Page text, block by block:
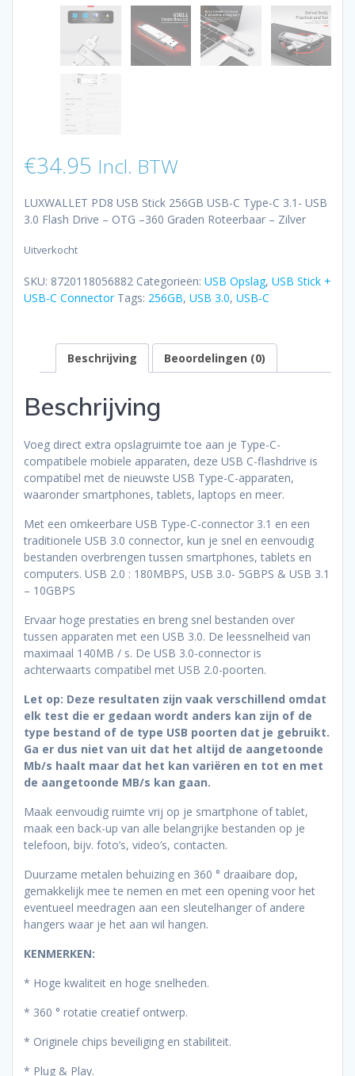
€34.95 Incl. BTW
LUXWALLET PD8 USB Stick 256GB USB-C Type-C 3.1- USB
3.0 Flash Drive – OTG –360 Graden Roteerbaar – Zilver
Uitverkocht
SKU: 8720118056882 Categorieën: USB Opslag, USB Stick +
USB-C Connector Tags: 256GB, USB 3.0, USB-C
Beschrijving Beoordelingen (0)
Beschrijving
Voeg direct extra opslagruimte toe aan je Type-C-
compatibele mobiele apparaten, deze USB C-flashdrive is
compatibel met de nieuwste USB Type-C-apparaten,
waaronder smartphones, tablets, laptops en meer.
Met een omkeerbare USB Type-C-connector 3.1 en een
traditionele USB 3.0 connector, kun je snel en eenvoudig
bestanden overbrengen tussen smartphones, tablets en
computers. USB 2.0 : 180MBPS, USB 3.0- 5GBPS & USB 3.1
– 10GBPS
Ervaar hoge prestaties en breng snel bestanden over
tussen apparaten met een USB 3.0. De leessnelheid van
maximaal 140MB / s. De USB 3.0-connector is
achterwaarts compatibel met USB 2.0-poorten.
Let op: Deze resultaten zijn vaak verschillend omdat
elk test die er gedaan wordt anders kan zijn of de
type bestand of de type USB poorten dat je gebruikt.
Ga er dus niet van uit dat het altijd de aangetoonde
Mb/s haalt maar dat het kan variëren en tot en met
de aangetoonde MB/s kan gaan.
Maak eenvoudig ruimte vrij op je smartphone of tablet,
maak een back-up van alle belangrijke bestanden op je
telefoon, bijv. foto’s, video’s, contacten.
Duurzame metalen behuizing en 360 ° draaibare dop,
gemakkelijk mee te nemen en met een opening voor het
eventueel meedragen aan een sleutelhanger of andere
hangers waar je het aan wil hangen.
KENMERKEN:
* Hoge kwaliteit en hoge snelheden.
* 360 ° rotatie creatief ontwerp.
* Originele chips beveiliging en stabiliteit.
* Plug & Play.